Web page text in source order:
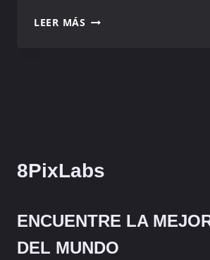
LEER MÁS ¿QUÉ
INSTANTID
VS
8PixLabs
ENCUENTRE LA
DEL MUNDO